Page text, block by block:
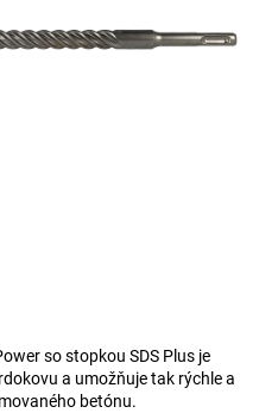
so stopkou SDS Plus je
a umožňuje tak rýchle a
betónu.